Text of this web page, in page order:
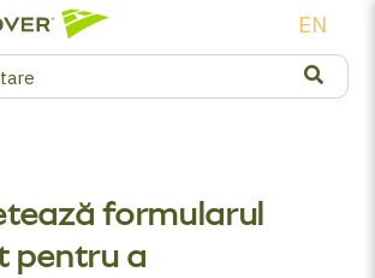
EN
formularul
pentru a